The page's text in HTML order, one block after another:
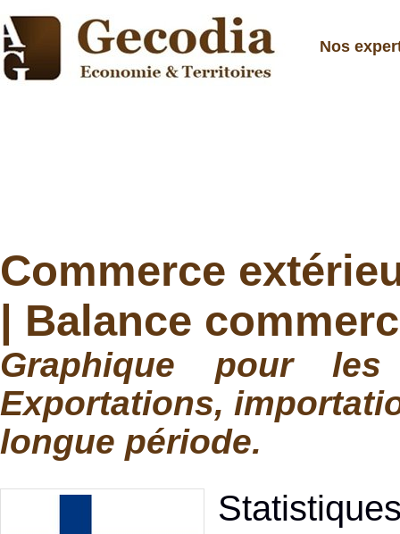
Nos
Commerce
| Balance
Graphique pour les
Exportations,
longue période.